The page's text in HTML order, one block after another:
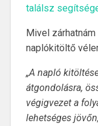
találsz
Mivel
naplókitöltő
„A napló
átgondolásra,
végigvezet a
lehetséges